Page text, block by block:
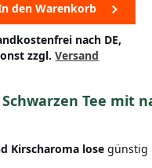
den Warenkorb
nach DE,
zzgl.Versand
Tee mit
Kirscharoma lose günstig